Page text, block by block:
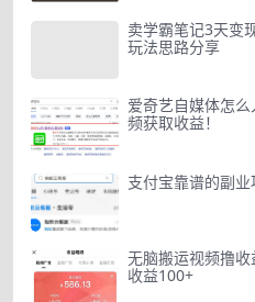
卖学霸笔记3天变
玩法思路分享
爱奇艺自媒体怎
频获取收益！
支付宝靠谱的副
无脑搬运视频撸
收益100+